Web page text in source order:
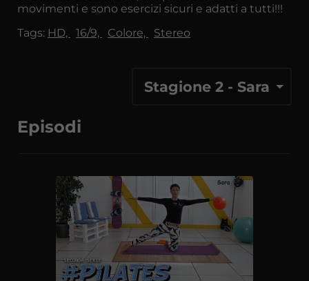
movimenti e sono esercizi sicuri e adatti a tutti!!!
Tags: HD, 16/9, Colore, Stereo
Stagione 2 - Sara
Episodi